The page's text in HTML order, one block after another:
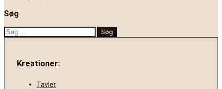
Søg
Søg
Kreationer:
Tavler